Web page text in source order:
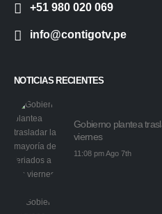
+51 980 020 069
info@contigotv.pe
NOTICIAS RECIENTES
Gobierno plantea
viernes
11:08 pm Ago 7th